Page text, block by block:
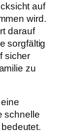
auf
wird.
darauf
sorgfältig
sicher
zu
schnelle